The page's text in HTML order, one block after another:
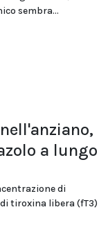
sembra...
a lungo
di
tiroxina libera (fT3)